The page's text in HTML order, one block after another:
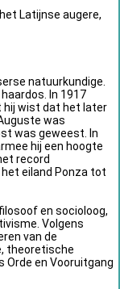
Latijnse augere,
natuurkundige.
In 1917
hij wist dat het later
was
was geweest. In
hij een hoogte
record
eiland Ponza tot
en socioloog,
Volgens
van de
theoretische
Orde en Vooruitgang